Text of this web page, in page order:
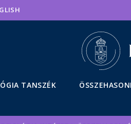
TANSZÉK